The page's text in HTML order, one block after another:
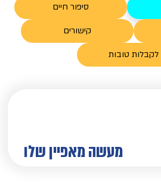
סיפור חיים
קישורים
לקבלות טובות
מעשה מאפיין שלו